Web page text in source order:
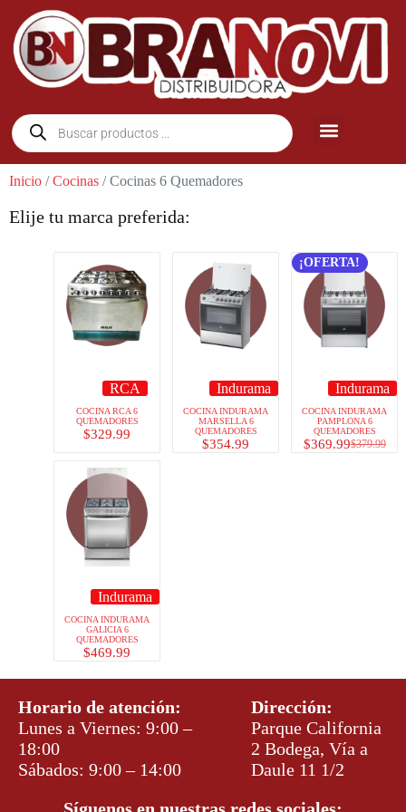
Inicio /Cocinas / Cocinas 6 Quemadores
Elije tu marca preferida:
RCA
COCINA RCA 6
QUEMADORES
$329.99
Indurama
COCINA INDURAMA
MARSELLA 6
QUEMADORES
$354.99
¡OFERTA!
Indurama
COCINA INDURAMA
PAMPLONA 6
QUEMADORES
$379.99
$369.99
Indurama
COCINA INDURAMA
GALICIA 6
QUEMADORES
$469.99
Horario de atención:
Lunes a Viernes: 9:00 –
18:00
Sábados: 9:00 – 14:00
Dirección:
Parque California
2 Bodega, Vía a
Daule 11 1/2